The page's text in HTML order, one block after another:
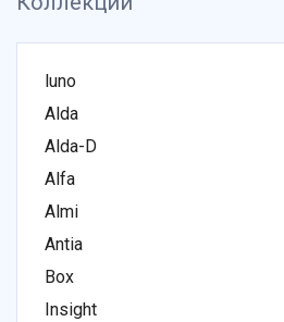
luno
Alda
Alda-D
Alfa
Almi
Antia
Box
Insight